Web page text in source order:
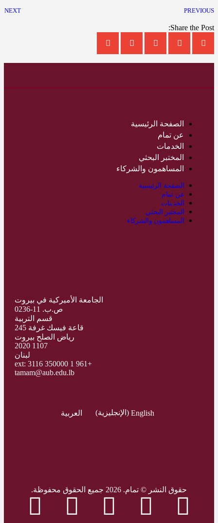
PREVIOUS
NEXT
Share the Post:
الصفحة الرئيسية
عن تمام
الخدمات
المختبر البحثي
المساهمون والشركاء
الصفحة الرئيسية
عن تمام
الخدمات
المختبر البحثي
المساهمون والشركاء
الجامعة الأميركية في بيروت
ص.ب. 11-0236
قسم التربية
قاعة فيسك غرفة 245
رياض الصلح بيروت
1107 2020
لبنان
+961 1 350000 ext: 3116
tamam@aub.edu.lb
English
( الإنجليزية) العربية
حقوق النشر © تمام. 2026 جميع الحقوق محفوظة.